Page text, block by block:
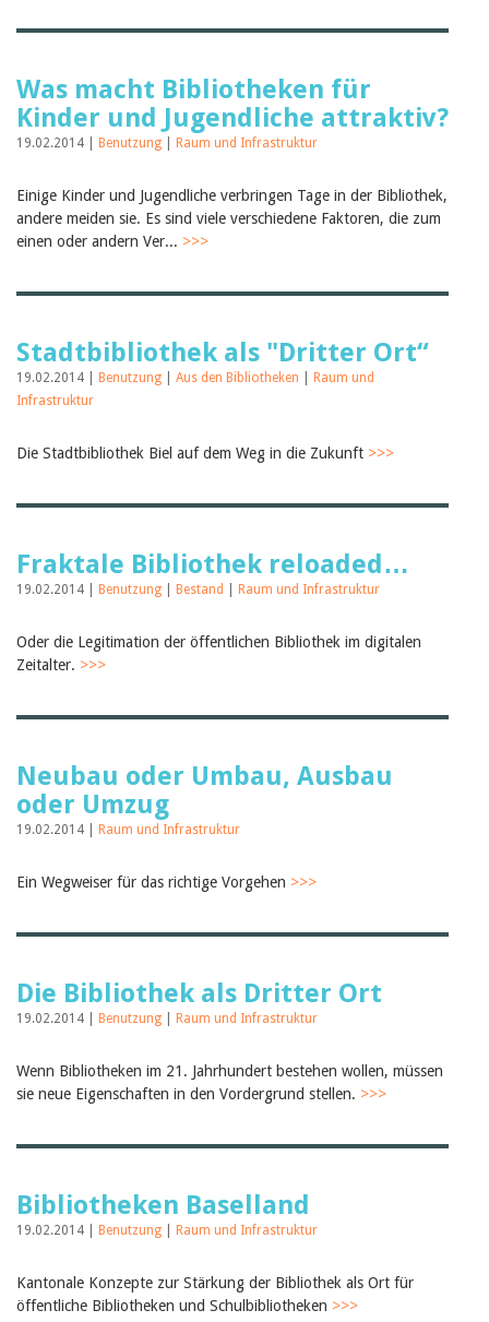
Felicitas Isler
Nicole Rothen
Manuela Nyffeler-Lanker
Alle Autoren
Juli 2026
Juni 2026
März 2026
Juni 2025
März 2025
Februar 2025
2024
2022
2019
2017
2016
2015
2013
Was macht Bibliotheken für
Kinder und Jugendliche attraktiv?
19.02.2014 | Benutzung Raum und Infrastruktur
Einige Kinder und Jugendliche verbringen Tage in der Bibliothek,
andere meiden sie. Es sind viele verschiedene Faktoren, die zum
einen oder andern Ver... >>>
Stadtbibliothek als "Dritter Ort“
19.02.2014 | Benutzung Aus den Bibliotheken
Raum und
Infrastruktur
Die Stadtbibliothek Biel auf dem Weg in die Zukunft >>>
Fraktale Bibliothek reloaded…
19.02.2014 | Benutzung Bestand Raum und Infrastruktur
Oder die Legitimation der öffentlichen Bibliothek im digitalen
Zeitalter. >>>
Neubau oder Umbau, Ausbau
oder Umzug
19.02.2014 | Raum und Infrastruktur
Ein Wegweiser für das richtige Vorgehen >>>
Die Bibliothek als Dritter Ort
19.02.2014 | Benutzung Raum und Infrastruktur
Wenn Bibliotheken im 21. Jahrhundert bestehen wollen, müssen
sie neue Eigenschaften in den Vordergrund stellen. >>>
Bibliotheken Baselland
19.02.2014 | Benutzung Raum und Infrastruktur
Kantonale Konzepte zur Stärkung der Bibliothek als Ort für
öffentliche Bibliotheken und Schulbibliotheken >>>